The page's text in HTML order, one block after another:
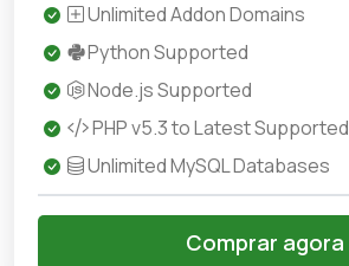
Unlimited Addon Domains
Python Supported
Node.js Supported
PHP v5.3 to Latest Supported
Unlimited MySQL Databases
Comprar agora